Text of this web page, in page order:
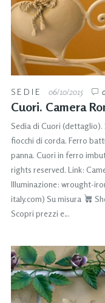
SEDIE 06/10/2015
Cuori. Camera
Sedia di Cuori
fiocchi di corda. Ferro
panna. Cuori in ferro
rights reserved. Link:
Illuminazione: wrought-
italy.com) Su misura
Scopri prezzi e…